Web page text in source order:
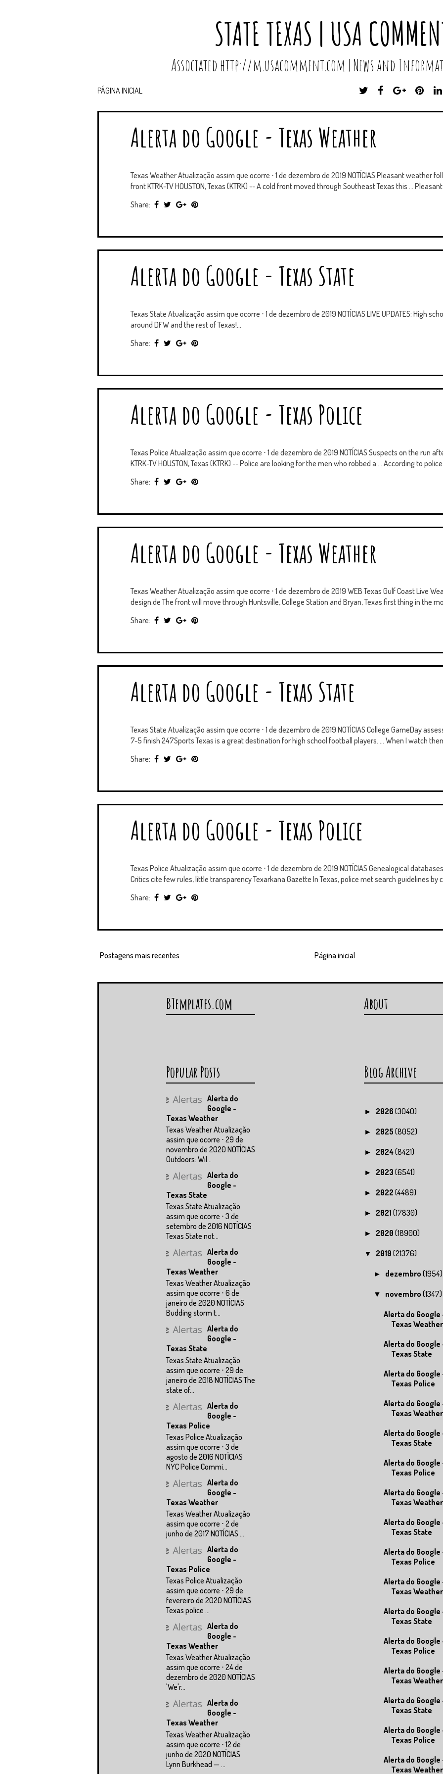
STATE TEXAS | USA
Associated http://m.usacomment.com | News and
PÁGINA INICIAL
T
I
F
C
G
O
S
P
N
T
Alerta do Google - Texas Weather
Texas Weather Atualização assim que ocorre ⋅ 1 de dezembro de 2019 NOTÍCIAS Pleasant weather
front KTRK-TV HOUSTON, Texas (KTRK) -- A cold front moved through Southeast Texas this ...
Share:
Alerta do Google - Texas State
Texas State Atualização assim que ocorre ⋅ 1 de dezembro de 2019 NOTÍCIAS LIVE UPDATES: High
around DFW and the rest of Texas!...
Share:
Alerta do Google - Texas Police
Texas Police Atualização assim que ocorre ⋅ 1 de dezembro de 2019 NOTÍCIAS Suspects on the run
KTRK-TV HOUSTON, Texas (KTRK) -- Police are looking for the men who robbed a ... According to
Share:
Alerta do Google - Texas Weather
Texas Weather Atualização assim que ocorre ⋅ 1 de dezembro de 2019 WEB Texas Gulf Coast Live
design.de The front will move through Huntsville, College Station and Bryan, Texas first thing in the
Share:
Alerta do Google - Texas State
Texas State Atualização assim que ocorre ⋅ 1 de dezembro de 2019 NOTÍCIAS College GameDay
7-5 finish 247Sports Texas is a great destination for high school football players. ... When I watch
Share:
Alerta do Google - Texas Police
Texas Police Atualização assim que ocorre ⋅ 1 de dezembro de 2019 NOTÍCIAS Genealogical
Critics cite few rules, little transparency Texarkana Gazette In Texas, police met search guidelines by
Share:
Postagens mais recentes Página inicial
BTemplates.com About
Popular Posts
Alerta do
Google -
Texas Weather
Texas Weather Atualização
assim que ocorre ⋅ 29 de
novembro de 2020 NOTÍCIAS
Outdoors: Wil...
Alerta do
Google -
Texas State
Texas State Atualização
assim que ocorre ⋅ 3 de
setembro de 2016 NOTÍCIAS
Texas State not...
Alerta do
Google -
Texas Weather
Texas Weather Atualização
assim que ocorre ⋅ 6 de
janeiro de 2020 NOTÍCIAS
Budding storm t...
Alerta do
Google -
Texas State
Texas State Atualização
assim que ocorre ⋅ 29 de
janeiro de 2018 NOTÍCIAS The
state of...
Alerta do
Google -
Texas Police
Texas Police Atualização
assim que ocorre ⋅ 3 de
agosto de 2016 NOTÍCIAS
NYC Police Commi...
Alerta do
Google -
Texas Weather
Texas Weather Atualização
assim que ocorre ⋅ 2 de
junho de 2017 NOTÍCIAS ...
Alerta do
Google -
Texas Police
Texas Police Atualização
assim que ocorre ⋅ 29 de
fevereiro de 2020 NOTÍCIAS
Texas police ...
Alerta do
Google -
Texas Weather
Texas Weather Atualização
assim que ocorre ⋅ 24 de
dezembro de 2020 NOTÍCIAS
'We'r...
Alerta do
Google -
Texas Weather
Texas Weather Atualização
assim que ocorre ⋅ 12 de
junho de 2020 NOTÍCIAS
Lynn Burkhead — ...
Blog Archive
► 2026 (3040)
► 2025 (8052)
► 2024(8421)
► 2023 (6541)
► 2022 (4489)
► 2021 (17830)
► 2020 (18900)
▼ 2019 (21376)
► dezembro(1954)
▼ novembro(1347)
Alerta do Google
Texas Weather
Alerta do Google
Texas State
Alerta do Google
Texas Police
Alerta do Google
Texas Weather
Alerta do Google
Texas State
Alerta do Google
Texas Police
Alerta do Google
Texas Weather
Alerta do Google
Texas State
Alerta do Google
Texas Police
Alerta do Google
Texas Weather
Alerta do Google
Texas State
Alerta do Google
Texas Police
Alerta do Google
Texas Weather
Alerta do Google
Texas State
Alerta do Google
Texas Police
Alerta do Google
Texas Weather